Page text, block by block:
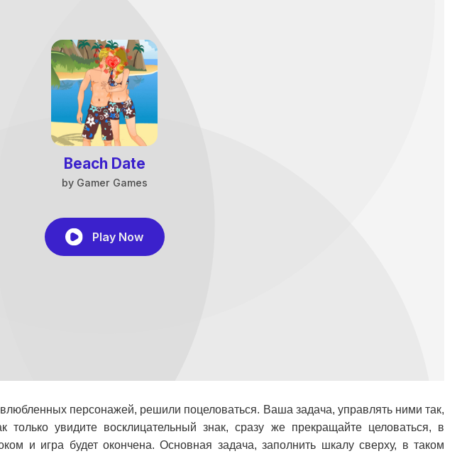
влюбленных персонажей, решили поцеловаться. Ваша задача, управлять ними так,
увидите восклицательный знак, сразу же прекращайте целоваться, в
и игра будет окончена. Основная задача, заполнить шкалу сверху, в таком